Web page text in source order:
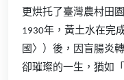
更烘托了臺灣農村田
1930年，黃土水在完
國〉）後，因盲腸炎
卻璀璨的一生，猶如